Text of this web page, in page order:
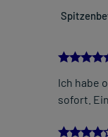
Ich habe
sofort.